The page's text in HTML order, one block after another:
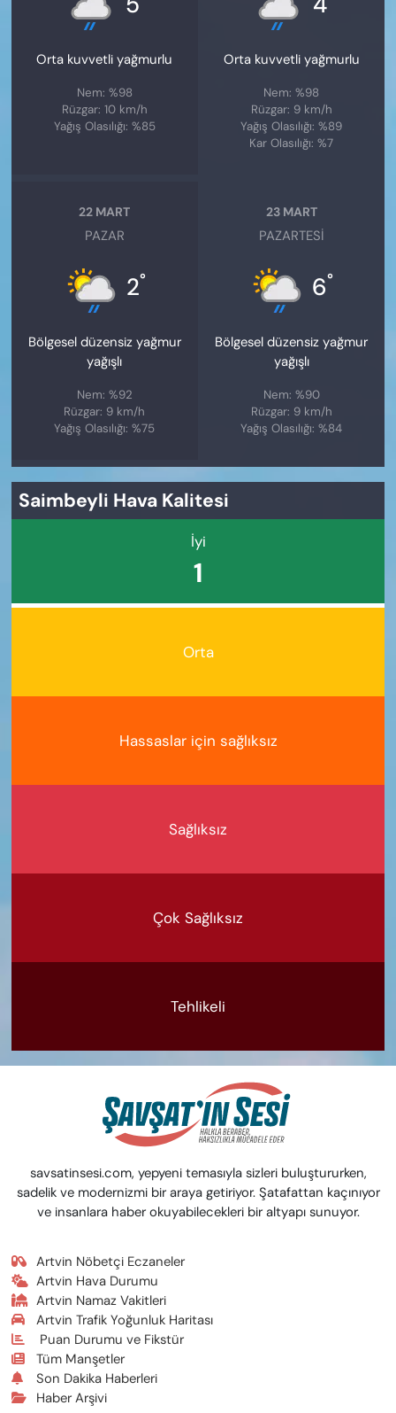
Orta kuvvetli yağmurlu
Nem: %98
Rüzgar: 10 km/h
Yağış Olasılığı: %85
Orta kuvvetli yağmurlu
Nem: %98
Rüzgar: 9 km/h
Yağış Olasılığı: %89
Kar Olasılığı: %7
22 MART
PAZAR
2°
Bölgesel düzensiz yağmur
yağışlı
Nem: %92
Rüzgar: 9 km/h
Yağış Olasılığı: %75
23 MART
PAZARTESI
6°
Bölgesel düzensiz yağmur
yağışlı
Nem: %90
Rüzgar: 9 km/h
Yağış Olasılığı: %84
Saimbeyli Hava Kalitesi
İyi
1
Orta
Hassaslar için sağlıksız
Sağlıksız
Çok Sağlıksız
Tehlikeli
savsatinsesi.com, yepyeni temasıyla sizleri buluştururken,
sadelik ve modernizmi bir araya getiriyor. Şatafattan kaçınıyor
ve insanlara haber okuyabilecekleri bir altyapı sunuyor.
Artvin Nöbetçi Eczaneler
Artvin Hava Durumu
Artvin Namaz Vakitleri
Artvin Trafik Yoğunluk Haritası
Puan Durumu ve Fikstür
Tüm Manşetler
Son Dakika Haberleri
Haber Arşivi